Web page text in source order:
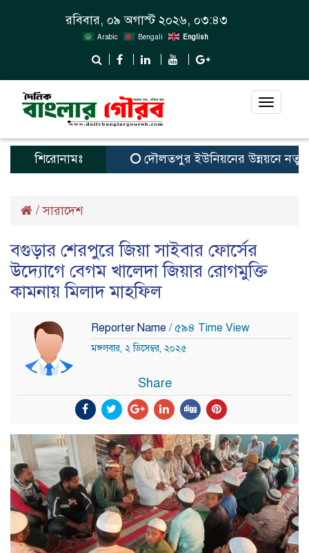
রবিবার, ০৯ অগাস্ট ২০২৬, ০৩:৪৩
Arabic Bengali English
Toggle
শিরোনামঃ দৌলতপুর ইউনিয়নের উন্নয়নে নতুন
/সারাদেশ
বগুড়ার শেরপুরে জিয়া সাইবার ফোর্সের
উদ্যোগে বেগম খালেদা জিয়ার রোগমুক্তি
কামনায় মিলাদ মাহফিল
Reporter Name / ৫৯৪ Time View
মঙ্গলবার, ২ ডিসেম্বর, ২০২৫
Share